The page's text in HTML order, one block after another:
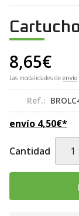
8,65€
Las modalidades de envío
Ref.:
envío 4,50€*
Cantidad